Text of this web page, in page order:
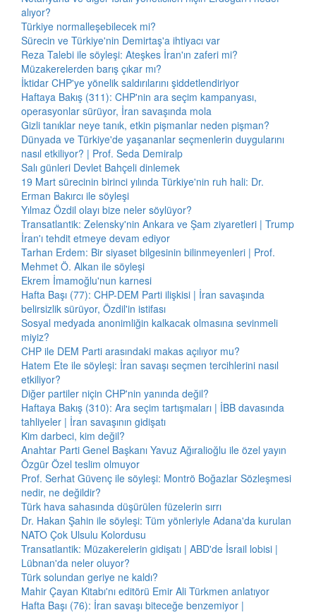
alıyor?
Türkiye normalleşebilecek mi?
Sürecin ve Türkiye'nin Demirtaş'a ihtiyacı var
Reza Talebi ile söyleşi: Ateşkes İran'ın zaferi mi?
Müzakerelerden barış çıkar mı?
İktidar CHP'ye yönelik saldırılarını şiddetlendiriyor
Haftaya Bakış (311): CHP'nin ara seçim kampanyası,
operasyonlar sürüyor, İran savaşında mola
Gizli tanıklar neye tanık, etkin pişmanlar neden pişman?
Dünyada ve Türkiye'de yaşananlar seçmenlerin duygularını
nasıl etkiliyor? | Prof. Seda Demiralp
Salı günleri Devlet Bahçeli dinlemek
19 Mart sürecinin birinci yılında Türkiye'nin ruh hali: Dr.
Erman Bakırcı ile söyleşi
Yılmaz Özdil olayı bize neler söylüyor?
Transatlantik: Zelensky'nin Ankara ve Şam ziyaretleri | Trump
İran'ı tehdit etmeye devam ediyor
Tarhan Erdem: Bir siyaset bilgesinin bilinmeyenleri | Prof.
Mehmet Ö. Alkan ile söyleşi
Ekrem İmamoğlu'nun karnesi
Hafta Başı (77): CHP-DEM Parti ilişkisi | İran savaşında
belirsizlik sürüyor, Özdil'in istifası
Sosyal medyada anonimliğin kalkacak olmasına sevinmeli
miyiz?
CHP ile DEM Parti arasındaki makas açılıyor mu?
Hatem Ete ile söyleşi: İran savaşı seçmen tercihlerini nasıl
etkiliyor?
Diğer partiler niçin CHP'nin yanında değil?
Haftaya Bakış (310): Ara seçim tartışmaları | İBB davasında
tahliyeler | İran savaşının gidişatı
Kim darbeci, kim değil?
Anahtar Parti Genel Başkanı Yavuz Ağıralioğlu ile özel yayın
Özgür Özel teslim olmuyor
Prof. Serhat Güvenç ile söyleşi: Montrö Boğazlar Sözleşmesi
nedir, ne değildir?
Türk hava sahasında düşürülen füzelerin sırrı
Dr. Hakan Şahin ile söyleşi: Tüm yönleriyle Adana'da kurulan
NATO Çok Ulsulu Kolordusu
Transatlantik: Müzakerelerin gidişatı | ABD'de İsrail lobisi |
Lübnan'da neler oluyor?
Türk solundan geriye ne kaldı?
Mahir Çayan Kitabı'nı editörü Emir Ali Türkmen anlatıyor
Hafta Başı (76): İran savaşı biteceğe benzemiyor |